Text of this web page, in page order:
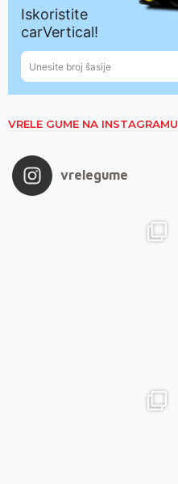
VRELE GUME NA INSTAGRAMU
vrelegume